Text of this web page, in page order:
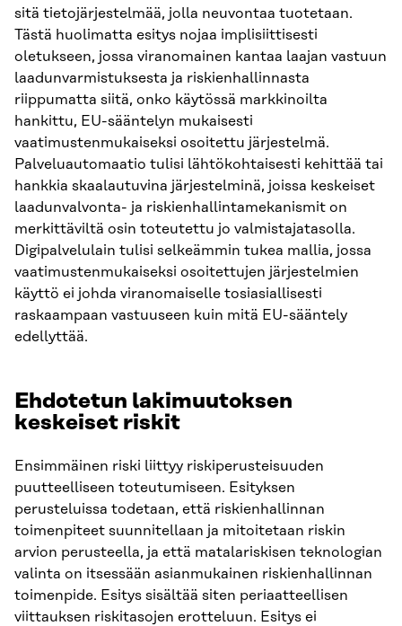
sitä tietojärjestelmää, jolla neuvontaa tuotetaan.
Tästä huolimatta esitys nojaa implisiittisesti
oletukseen, jossa viranomainen kantaa laajan vastuun
laadunvarmistuksesta ja riskienhallinnasta
riippumatta siitä, onko käytössä markkinoilta
hankittu, EU-sääntelyn mukaisesti
vaatimustenmukaiseksi osoitettu järjestelmä.
Palveluautomaatio tulisi lähtökohtaisesti kehittää tai
hankkia skaalautuvina järjestelminä, joissa keskeiset
laadunvalvonta- ja riskienhallintamekanismit on
merkittäviltä osin toteutettu jo valmistajatasolla.
Digipalvelulain tulisi selkeämmin tukea mallia, jossa
vaatimustenmukaiseksi osoitettujen järjestelmien
käyttö ei johda viranomaiselle tosiasiallisesti
raskaampaan vastuuseen kuin mitä EU-sääntely
edellyttää.
Ehdotetun lakimuutoksen
keskeiset riskit
Ensimmäinen riski liittyy riskiperusteisuuden
puutteelliseen toteutumiseen. Esityksen
perusteluissa todetaan, että riskienhallinnan
toimenpiteet suunnitellaan ja mitoitetaan riskin
arvion perusteella, ja että matalariskisen teknologian
valinta on itsessään asianmukainen riskienhallinnan
toimenpide. Esitys sisältää siten periaatteellisen
viittauksen riskitasojen erotteluun. Esitys ei